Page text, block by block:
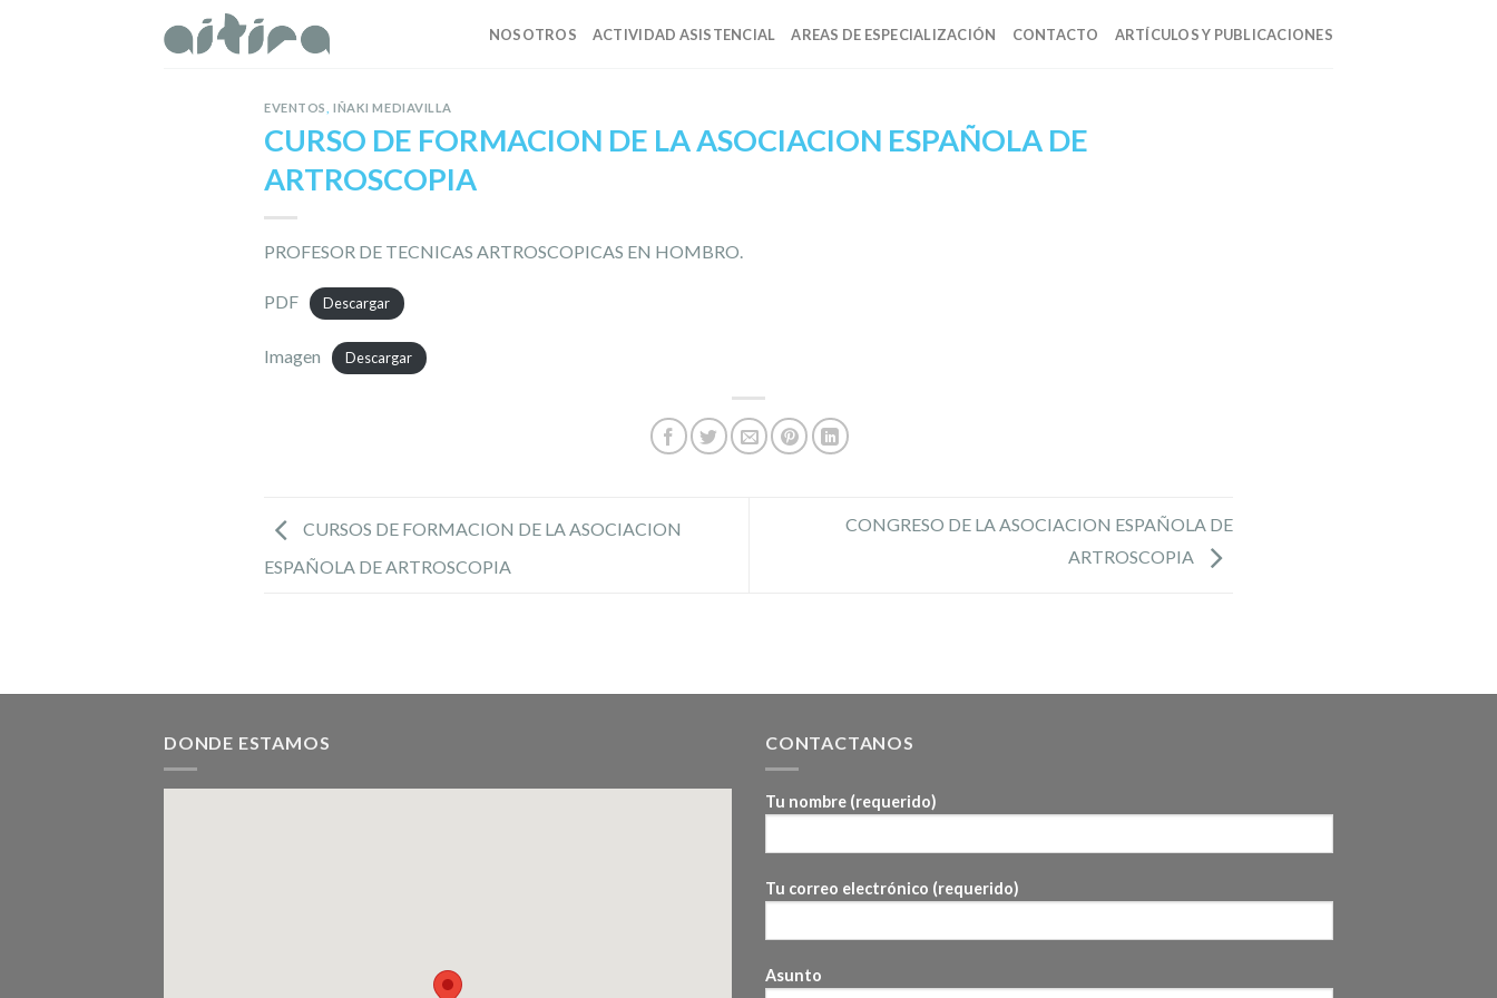
NOSOTROS ACTIVIDAD ASISTENCIAL AREAS DE ESPECIALIZACIÓN CONTACTO ARTÍCULOS Y PUBLICACIONES
EVENTOS ,IÑAKI MEDIAVILLA
CURSO DE FORMACION DE LA ASOCIACION ESPAÑOLA DE
ARTROSCOPIA
PROFESOR DE TECNICAS ARTROSCOPICAS EN HOMBRO.
PDF Descargar
Imagen Descargar
CURSOS DE FORMACION DE LA ASOCIACION
ESPAÑOLA DE ARTROSCOPIA
CONGRESO DE LA ASOCIACION ESPAÑOLA DE
ARTROSCOPIA
DONDE ESTAMOS CONTACTANOS
Tu nombre (requerido)
Tu correo electrónico (requerido)
Asunto